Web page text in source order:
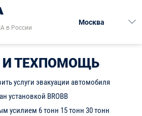
в России
Москва
И ТЕХПОМОЩЬ
услуги эвакуации автомобиля
установкой BROBB
усилием 6 тонн 15 тонн 30 тонн